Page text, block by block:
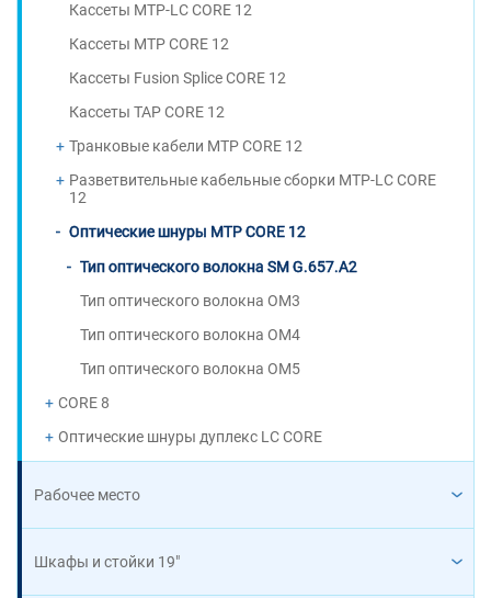
Кассеты MTP-LC CORE 12
Кассеты MTP CORE 12
Кассеты Fusion Splice CORE 12
Кассеты TAP CORE 12
Транковые кабели MTP CORE 12
Разветвительные кабельные сборки MTP-LC CORE
12
Оптические шнуры MTP CORE 12
Тип оптического волокна SM G.657.A2
Тип оптического волокна OM3
Тип оптического волокна OM4
Тип оптического волокна OM5
CORE 8
Оптические шнуры дуплекс LC CORE
Рабочее место
Шкафы и стойки 19"